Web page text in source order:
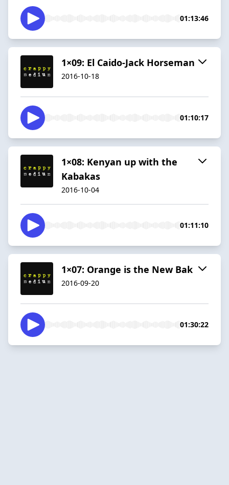
01:13:46
1×09: El Caido-Jack Horseman
2016-10-18
01:10:17
1×08: Kenyan up with the
Kabakas
2016-10-04
01:11:10
1×07: Orange is the New Bak
2016-09-20
01:30:22